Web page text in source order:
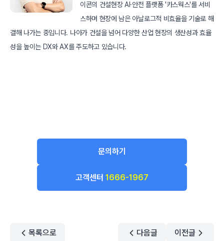
이콘의 건설현장 AI·안전 플랫폼 '카스웍스'를 서비
스하며 현장에 남은 아날로그적 비효율을 기술로 해
결해 나가는 중입니다. 나아가 건설을 넘어 다양한 산업 현장의 생산성과 효율
성을 높이는 DX와 AX를 주도하고 있습니다.
문의하기
고객센터 1666-1967
목록으로 다음글 이전글